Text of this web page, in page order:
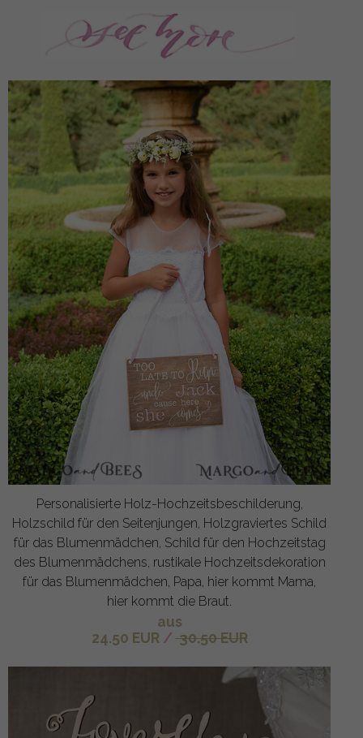
Personalisierte Holz-Hochzeitsbeschilderung,
Holzschild für den Seitenjungen, Holzgraviertes Schild
für das Blumenmädchen, Schild für den Hochzeitstag
des Blumenmädchens, rustikale Hochzeitsdekoration
für das Blumenmädchen, Papa, hier kommt Mama,
hier kommt die Braut.
aus
24.50 EUR / 30.50 EUR